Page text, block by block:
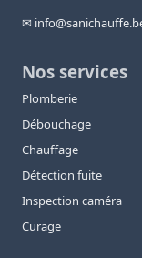
✉
Nos services
Plomberie
Débouchage
Chauffage
Détection fuite
Inspection caméra
Curage